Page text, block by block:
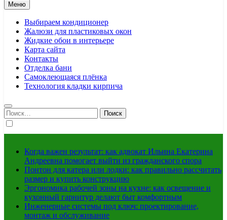
Меню
Выбираем кондиционер
Жалюзи для пластиковых окон
Жидкие обои в интерьере
Карта сайта
Контакты
Отделка бани
Самоклеющаяся плёнка
Технология кладки кирпича
Найти:
Когда важен результат: как адвокат Ильина Екатерина
Андреевна помогает выйти из гражданского спора
Понтон для катера или лодки: как правильно рассчитать
размер и купить конструкцию
Эргономика рабочей зоны на кухне: как освещение и
кухонный гарнитур делают быт комфортным
Инженерные системы под ключ: проектирование,
монтаж и обслуживание